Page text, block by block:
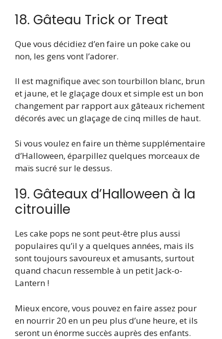
18. Gâteau Trick or Treat
Que vous décidiez d’en faire un poke cake ou
non, les gens vont l’adorer.
Il est magnifique avec son tourbillon blanc, brun
et jaune, et le glaçage doux et simple est un bon
changement par rapport aux gâteaux richement
décorés avec un glaçage de cinq milles de haut.
Si vous voulez en faire un thème supplémentaire
d’Halloween, éparpillez quelques morceaux de
maïs sucré sur le dessus.
19. Gâteaux d’Halloween à la
citrouille
Les cake pops ne sont peut-être plus aussi
populaires qu’il y a quelques années, mais ils
sont toujours savoureux et amusants, surtout
quand chacun ressemble à un petit Jack-o-
Lantern !
Mieux encore, vous pouvez en faire assez pour
en nourrir 20 en un peu plus d’une heure, et ils
seront un énorme succès auprès des enfants.